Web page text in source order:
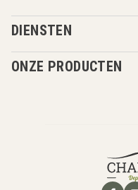
DIENSTEN
ONZE PRODUCTEN